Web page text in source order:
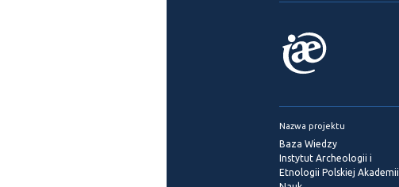
Nazwa projektu
Baza Wiedzy
Instytut Archeologii i
Etnologii Polskiej Akademii